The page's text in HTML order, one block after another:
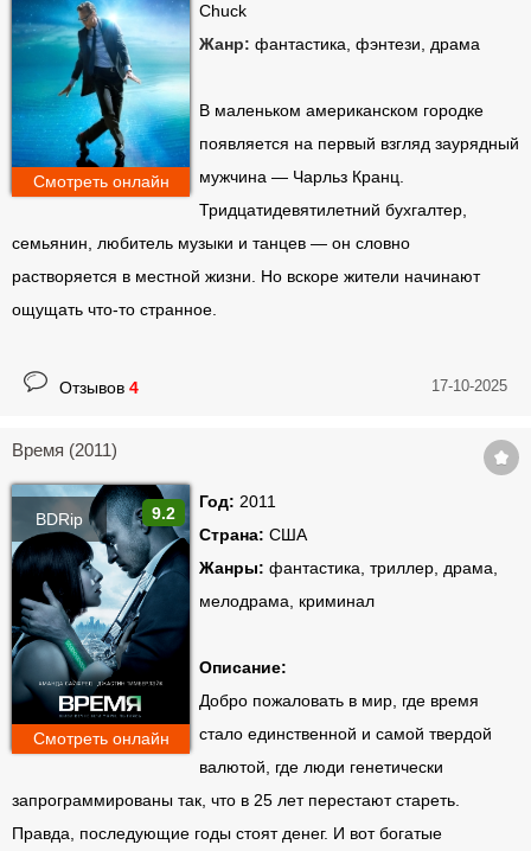
Chuck
Жанр: фантастика, фэнтези, драма
В маленьком американском городке
появляется на первый взгляд заурядный
мужчина — Чарльз Кранц.
Тридцатидевятилетний бухгалтер,
семьянин, любитель музыки и танцев — он словно
растворяется в местной жизни. Но вскоре жители начинают
ощущать что-то странное.
Смотреть онлайн
Отзывов 4 17-10-2025
Время (2011)
9.2
BDRip
Год: 2011
Страна: США
Жанры: фантастика, триллер, драма,
мелодрама, криминал
Описание:
Добро пожаловать в мир, где время
стало единственной и самой твердой
валютой, где люди генетически
запрограммированы так, что в 25 лет перестают стареть.
Правда, последующие годы стоят денег. И вот богатые
Смотреть онлайн